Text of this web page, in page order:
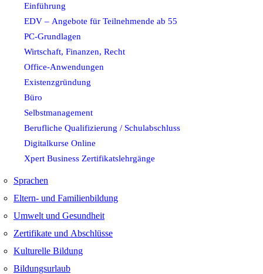
Einführung
EDV – Angebote für Teilnehmende ab 55
PC-Grundlagen
Wirtschaft, Finanzen, Recht
Office-Anwendungen
Existenzgründung
Büro
Selbstmanagement
Berufliche Qualifizierung / Schulabschluss
Digitalkurse Online
Xpert Business Zertifikatslehrgänge
Sprachen
Eltern- und Familienbildung
Umwelt und Gesundheit
Zertifikate und Abschlüsse
Kulturelle Bildung
Bildungsurlaub